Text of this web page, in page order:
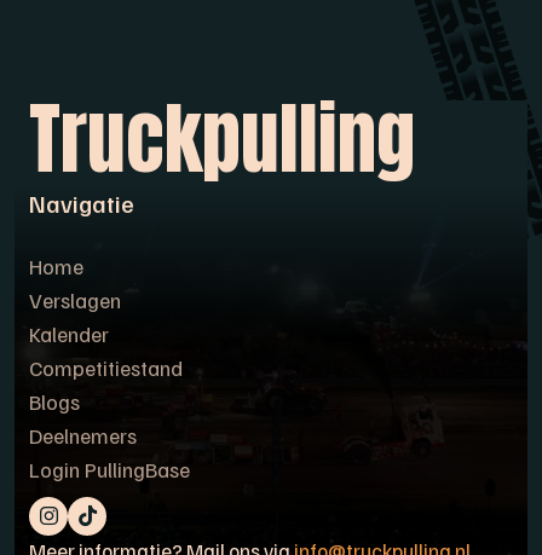
Truckpulling
Navigatie
Home
Verslagen
Kalender
Competitiestand
Blogs
Deelnemers
Login PullingBase